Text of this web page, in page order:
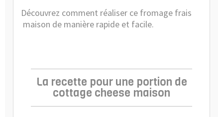
Découvrez comment réaliser ce fromage frais
maison de manière rapide et facile.
La recette pour une portion de
cottage cheese maison